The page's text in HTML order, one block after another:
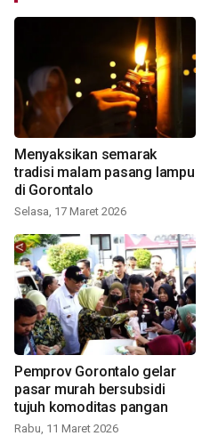
Menyaksikan semarak
tradisi malam pasang lampu
di Gorontalo
Selasa, 17 Maret 2026
Pemprov Gorontalo gelar
pasar murah bersubsidi
tujuh komoditas pangan
Rabu, 11 Maret 2026